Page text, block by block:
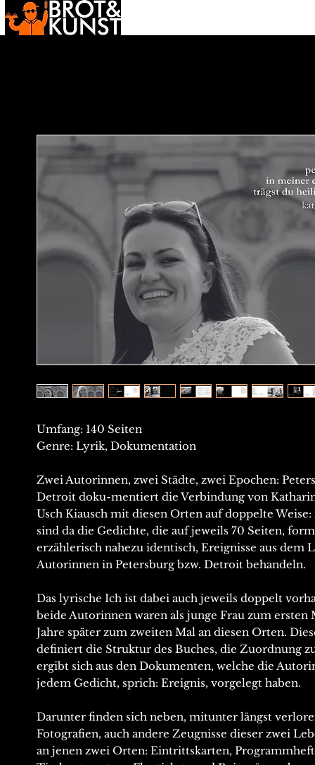
Umfang: 140 Seiten
Genre: Lyrik, Dokumentation
Zwei Autorinnen, zwei Städte, zwei Epochen:
Detroit doku-mentiert die Verbindung von
Usch Kiausch mit diesen Orten auf doppelte Weise:
sind da die Gedichte, die auf jeweils 70 Seiten,
erzählerisch nahezu identisch, Ereignisse aus dem
Autorinnen in Petersburg bzw. Detroit behandeln.
Das lyrische Ich ist dabei auch jeweils doppelt
beide Autorinnen waren als junge Frau zum ersten
Jahre später zum zweiten Mal an diesen Orten.
definiert die Struktur des Buches, die Zuordnung
ergibt sich aus den Dokumenten, welche die
jedem Gedicht, sprich: Ereignis, vorgelegt haben.
Darunter finden sich neben, mitunter längst
Fotografien, auch andere Zeugnisse dieser zwei
an jenen zwei Orten: Eintrittskarten,